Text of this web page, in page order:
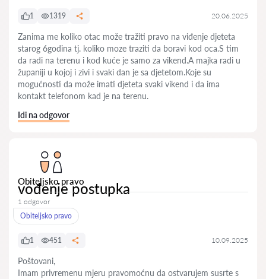
1 1319 20.06.2025
Zanima me koliko otac može tražiti pravo na viđenje djeteta
starog 6godina tj. koliko moze traziti da boravi kod oca.S tim
da radi na terenu i kod kuće je samo za vikend.A majka radi u
županiji u kojoj i zivi i svaki dan je sa djetetom.Koje su
mogućnosti da može imati djeteta svaki vikend i da ima
kontakt telefonom kad je na terenu.
Idi na odgovor
Obiteljsko pravo
vođenje postupka
1 odgovor
Obiteljsko pravo
1 451 10.09.2025
Poštovani,
Imam privremenu mjeru pravomoćnu da ostvarujem susrte s